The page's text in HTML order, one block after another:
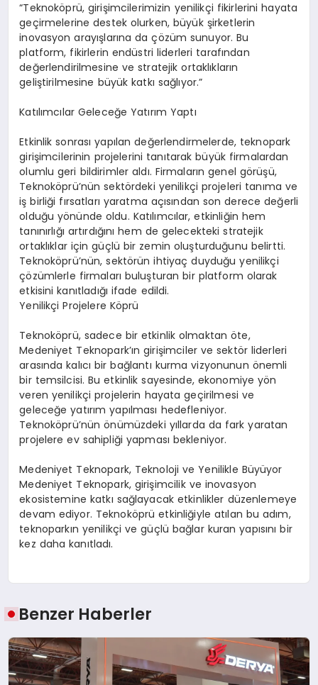
“Teknoköprü, girişimcilerimizin yenilikçi fikirlerini hayata
geçirmelerine destek olurken, büyük şirketlerin
inovasyon arayışlarına da çözüm sunuyor. Bu
platform, fikirlerin endüstri liderleri tarafından
değerlendirilmesine ve stratejik ortaklıkların
geliştirilmesine büyük katkı sağlıyor.”
Katılımcılar Geleceğe Yatırım Yaptı
Etkinlik sonrası yapılan değerlendirmelerde, teknopark
girişimcilerinin projelerini tanıtarak büyük firmalardan
olumlu geri bildirimler aldı. Firmaların genel görüşü,
Teknoköprü’nün sektördeki yenilikçi projeleri tanıma ve
iş birliği fırsatları yaratma açısından son derece değerli
olduğu yönünde oldu. Katılımcılar, etkinliğin hem
tanınırlığı artırdığını hem de gelecekteki stratejik
ortaklıklar için güçlü bir zemin oluşturduğunu belirtti.
Teknoköprü’nün, sektörün ihtiyaç duyduğu yenilikçi
çözümlerle firmaları buluşturan bir platform olarak
etkisini kanıtladığı ifade edildi.
Yenilikçi Projelere Köprü
Teknoköprü, sadece bir etkinlik olmaktan öte,
Medeniyet Teknopark’ın girişimciler ve sektör liderleri
arasında kalıcı bir bağlantı kurma vizyonunun önemli
bir temsilcisi. Bu etkinlik sayesinde, ekonomiye yön
veren yenilikçi projelerin hayata geçirilmesi ve
geleceğe yatırım yapılması hedefleniyor.
Teknoköprü’nün önümüzdeki yıllarda da fark yaratan
projelere ev sahipliği yapması bekleniyor.
Medeniyet Teknopark, Teknoloji ve Yenilikle Büyüyor
Medeniyet Teknopark, girişimcilik ve inovasyon
ekosistemine katkı sağlayacak etkinlikler düzenlemeye
devam ediyor. Teknoköprü etkinliğiyle atılan bu adım,
teknoparkın yenilikçi ve güçlü bağlar kuran yapısını bir
kez daha kanıtladı.
Benzer Haberler